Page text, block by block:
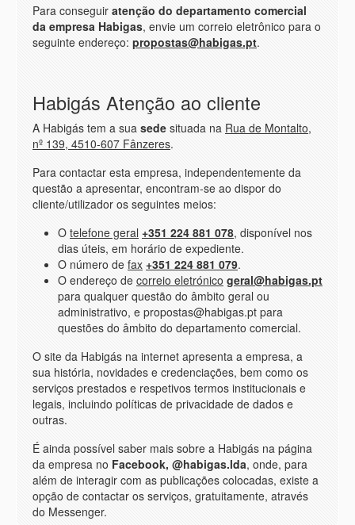
Para conseguir atenção do departamento comercial
da empresa Habigas, envie um correio eletrônico para o
seguinte endereço: propostas@habigas.pt.
Habigás Atenção ao cliente
A Habigás tem a sua sede situada na Rua de Montalto,
nº 139, 4510-607 Fânzeres.
Para contactar esta empresa, independentemente da
questão a apresentar, encontram-se ao dispor do
cliente/utilizador os seguintes meios:
O telefone geral +351 224 881 078, disponível nos
dias úteis, em horário de expediente.
O número de fax +351 224 881 079.
O endereço de correio eletrónico geral@habigas.pt
para qualquer questão do âmbito geral ou
administrativo, e propostas@habigas.pt para
questões do âmbito do departamento comercial.
O site da Habigás na internet apresenta a empresa, a
sua história, novidades e credenciações, bem como os
serviços prestados e respetivos termos institucionais e
legais, incluindo políticas de privacidade de dados e
outras.
É ainda possível saber mais sobre a Habigás na página
da empresa no Facebook, @habigas.lda, onde, para
além de interagir com as publicações colocadas, existe a
opção de contactar os serviços, gratuitamente, através
do Messenger.